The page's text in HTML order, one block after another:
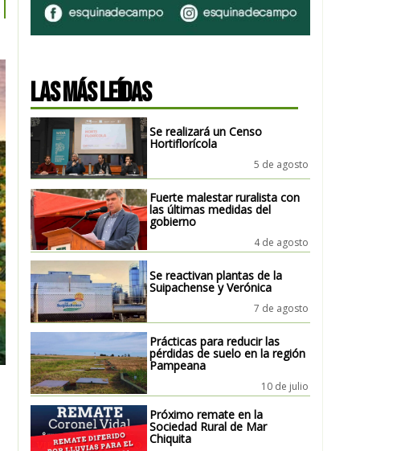
LAS MÁS LEÍDAS
Se realizará un Censo
Hortiflorícola
5 de agosto
Fuerte malestar ruralista con
las últimas medidas del
gobierno
4 de agosto
Se reactivan plantas de la
Suipachense y Verónica
7 de agosto
Prácticas para reducir las
pérdidas de suelo en la región
Pampeana
10 de julio
Próximo remate en la
Sociedad Rural de Mar
Chiquita